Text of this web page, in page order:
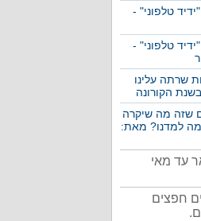
טלפוני" -
טלפוני" -
שרתה עלינו
הקורונה
שזה מה שיקרה
מה למדנו? מאת:
עד מאי
חפצים